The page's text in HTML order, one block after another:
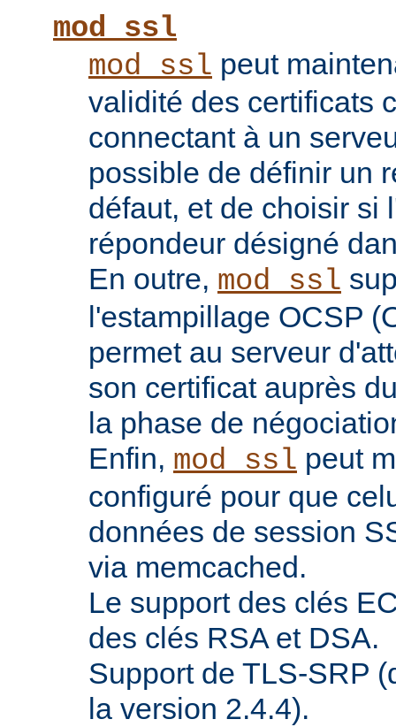
mod_ssl
mod_ssl peut
validité des certificats
connectant à un
possible de définir un
défaut, et de choisir si
répondeur désigné
En outre, mod_ssl
l'estampillage OCSP
permet au serveur
son certificat auprès
la phase de
Enfin, mod_ssl peut
configuré pour que
données de session
via memcached.
Le support des clés
des clés RSA et DSA.
Support de TLS-SRP
la version 2.4.4).